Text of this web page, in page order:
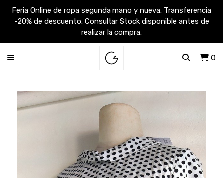
Feria Online de ropa segunda mano y nueva. Transferencia
-20% de descuento. Consultar Stock disponible antes de
realizar la compra.
0